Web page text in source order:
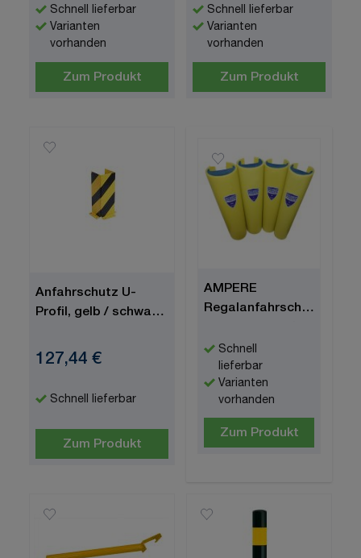
Schnell lieferbar
Varianten
vorhanden
Zum Produkt
Schnell lieferbar
Varianten
vorhanden
Zum Produkt
Anfahrschutz U-
Profil, gelb / schwarz,
127,44 €
Schnell lieferbar
Zum Produkt
AMPERE
Regalanfahrschutz
verschiedene
Regalgrößen-
Breiten
Schnell
lieferbar
Varianten
vorhanden
Zum Produkt